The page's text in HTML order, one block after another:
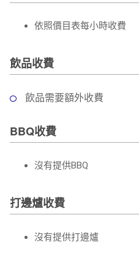
依照價目表每小時收費
飲品收費
飲品需要額外收費
BBQ收費
沒有提供BBQ
打邊爐收費
沒有提供打邊爐